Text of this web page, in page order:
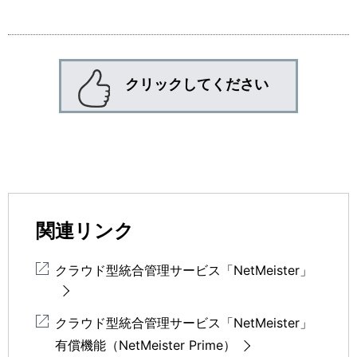
クリックしてください
関連リンク
クラウド型統合管理サービス「NetMeister」
クラウド型統合管理サービス「NetMeister」
有償機能（NetMeister Prime）